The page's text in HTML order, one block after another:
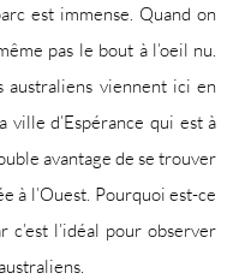
est immense. Quand on
pas le bout à l’oeil nu.
viennent ici en
d’Espérance qui est à
avantage de se trouver
à l’Ouest. Pourquoi est-ce
l’idéal pour observer